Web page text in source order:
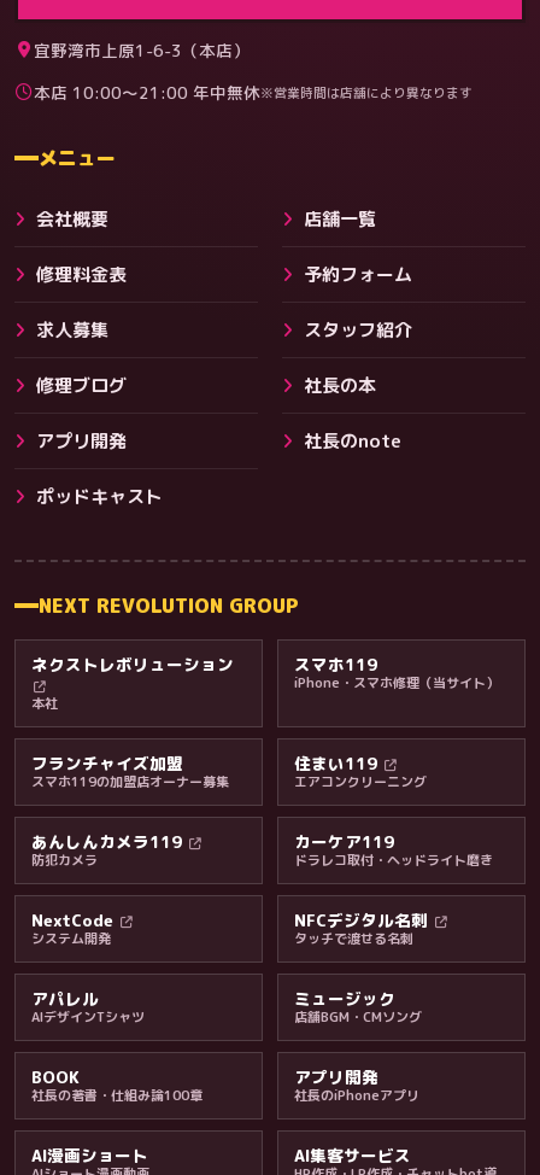
その他サービス
料金・保証・ご案内
料金
宜野湾市上原1-6-3（本店）
本店 10:00〜21:00 年中無休※営業時間は店舗により異なります
メニュー
会社概要 店舗一覧
修理料金表 予約フォーム
求人募集 スタッフ紹介
修理ブログ 社長の本
アプリ開発 社長のnote
ポッドキャスト
NEXT REVOLUTION GROUP
ネクストレボリューション
本社
スマホ119
iPhone・スマホ修理（当サイト）
フランチャイズ加盟
スマホ119の加盟店オーナー募集
住まい119
エアコンクリーニング
あんしんカメラ119
防犯カメラ
カーケア119
ドラレコ取付・ヘッドライト磨き
NextCode
システム開発
NFCデジタル名刺
タッチで渡せる名刺
アパレル
AIデザインTシャツ
ミュージック
店舗BGM・CMソング
BOOK
社長の著書・仕組み論100章
アプリ開発
社長のiPhoneアプリ
AI漫画ショート AI集客サービス